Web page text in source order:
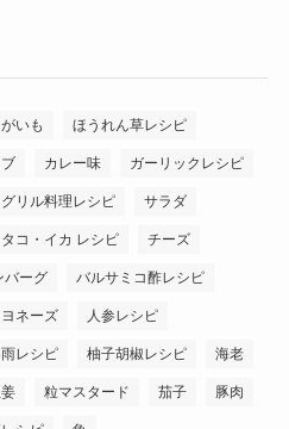
いも ほうれん草レシピ
カレー味 ガーリックレシピ
グリル料理レシピ サラダ
タコ・イカ レシピ チーズ
バーグ バルサミコ酢レシピ
ネーズ 人参レシピ
レシピ 柚子胡椒レシピ 海老
粒マスタード 茄子 豚肉